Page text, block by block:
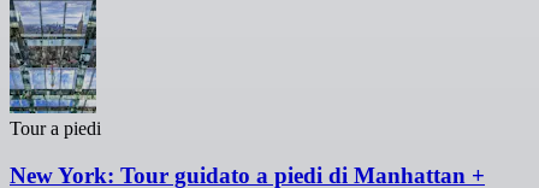
Tour a piedi
New York: Tour guidato a piedi di Manhattan +